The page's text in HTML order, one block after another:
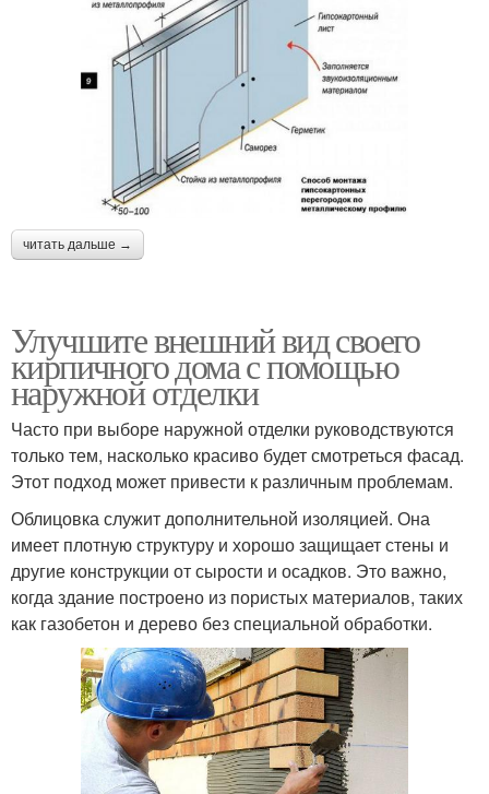
читать дальше →
Улучшите внешний вид своего
кирпичного дома с помощью
наружной отделки
Часто при выборе наружной отделки руководствуются
только тем, насколько красиво будет смотреться фасад.
Этот подход может привести к различным проблемам.
Облицовка служит дополнительной изоляцией. Она
имеет плотную структуру и хорошо защищает стены и
другие конструкции от сырости и осадков. Это важно,
когда здание построено из пористых материалов, таких
как газобетон и дерево без специальной обработки.